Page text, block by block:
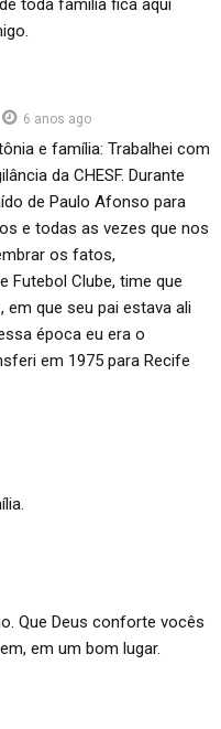
toda família fica aqui
6 anos ago
e família: Trabalhei com
da CHESF. Durante
de Paulo Afonso para
e todas as vezes que nos
os fatos,
Futebol Clube, time que
em que seu pai estava ali
época eu era o
em 1975 para Recife
Que Deus conforte vocês
em um bom lugar.